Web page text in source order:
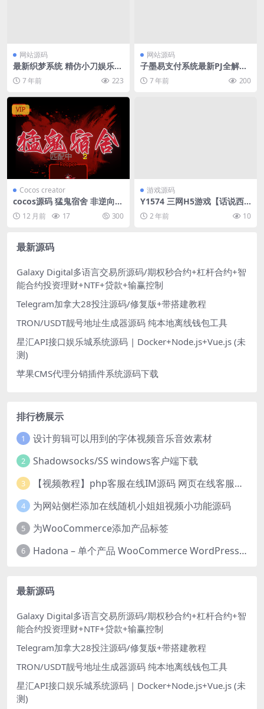
网站源码
最新织梦系统 精仿小刀娱乐网
源码 自适应手机端
7 年前 223
网站源码
子墨易支付系统最新PJ全解密
版 7 年前 200
VIP
Cocos creator
cocos源码 猛鬼宿舍 非逆向源
码 猛鬼宿舍 躺平发育猎梦宿
舍 cocos creator
12 月前 17 300
游戏源码
Y1574 三网H5游戏【话说西
游H5】最新整理单机一键即玩
镜像服务端+Linux手工服务端
2 年前 10
最新源码
Galaxy Digital多语言交易所源码/期权秒合约+杠杆合约+智
能合约投资理财+NTF+贷款+输赢控制
Telegram加拿大28投注源码/修复版+带搭建教程
TRON/USDT靓号地址生成器源码 纯本地离线钱包工具
星汇API接口娱乐城系统源码 | Docker+Node.js+Vue.js (未
测)
苹果CMS代理分销插件系统源码下载
排行榜展示
1 设计剪辑可以用到的字体视频音乐音效素材
2 Shadowsocks/SS windows客户端下载
3 【视频教程】php客服在线IM源码 网页在线客服软件代码
4 为网站侧栏添加在线随机小姐姐视频小功能源码
5 为WooCommerce添加产品标签
6 Hadona – 单个产品 WooCommerce WordPress 主题
最新源码
Galaxy Digital多语言交易所源码/期权秒合约+杠杆合约+智
能合约投资理财+NTF+贷款+输赢控制
Telegram加拿大28投注源码/修复版+带搭建教程
TRON/USDT靓号地址生成器源码 纯本地离线钱包工具
星汇API接口娱乐城系统源码 | Docker+Node.js+Vue.js (未
测)